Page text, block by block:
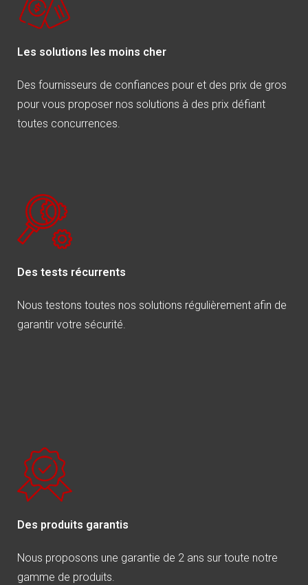
Les solutions les moins cher
Des fournisseurs de confiances pour et des prix de gros
pour vous proposer nos solutions à des prix défiant
toutes concurrences.
Des tests récurrents
Nous testons toutes nos solutions régulièrement afin de
garantir votre sécurité.
Des produits garantis
Nous proposons une garantie de 2 ans sur toute notre
gamme de produits.